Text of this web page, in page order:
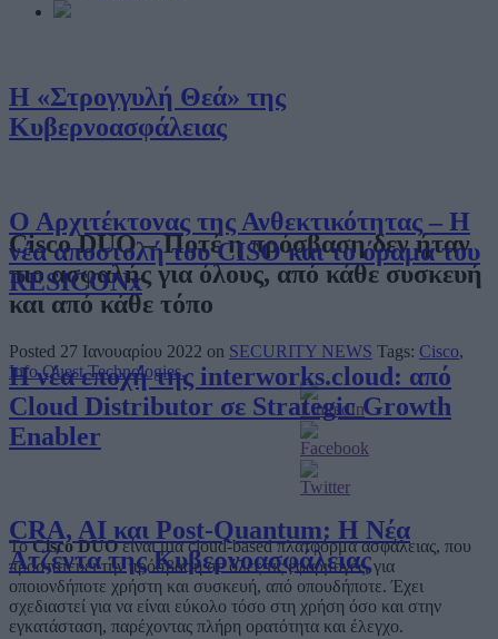
Η «Στρογγυλή Θεά» της
Κυβερνοασφάλειας
Ο Αρχιτέκτονας της Ανθεκτικότητας – Η
νέα αποστολή του CISO και το όραμα του
RESICONx
Η νέα εποχή της interworks.cloud: από
Cloud Distributor σε Strategic Growth
Enabler
CRA, AI και Post-Quantum: Η Νέα
Ατζέντα της Κυβερνοασφάλειας
Cisco DUO – Ποτέ η πρόσβαση δεν ήταν
πιο ασφαλής για όλους, από κάθε συσκευή
και από κάθε τόπο
Posted 27 Ιανουαρίου 2022 on SECURITY NEWS Tags: Cisco,
Info Quest Technologies.
ΤοCisco DUOείναι μια cloud-based πλατφόρμα ασφάλειας, που
προστατεύει την πρόσβαση σε όλες τις εφαρμογές, για
οποιονδήποτε χρήστη και συσκευή, από οπουδήποτε. Έχει
σχεδιαστεί για να είναι εύκολο τόσο στη χρήση όσο και στην
εγκατάσταση, παρέχοντας πλήρη ορατότητα και έλεγχο.